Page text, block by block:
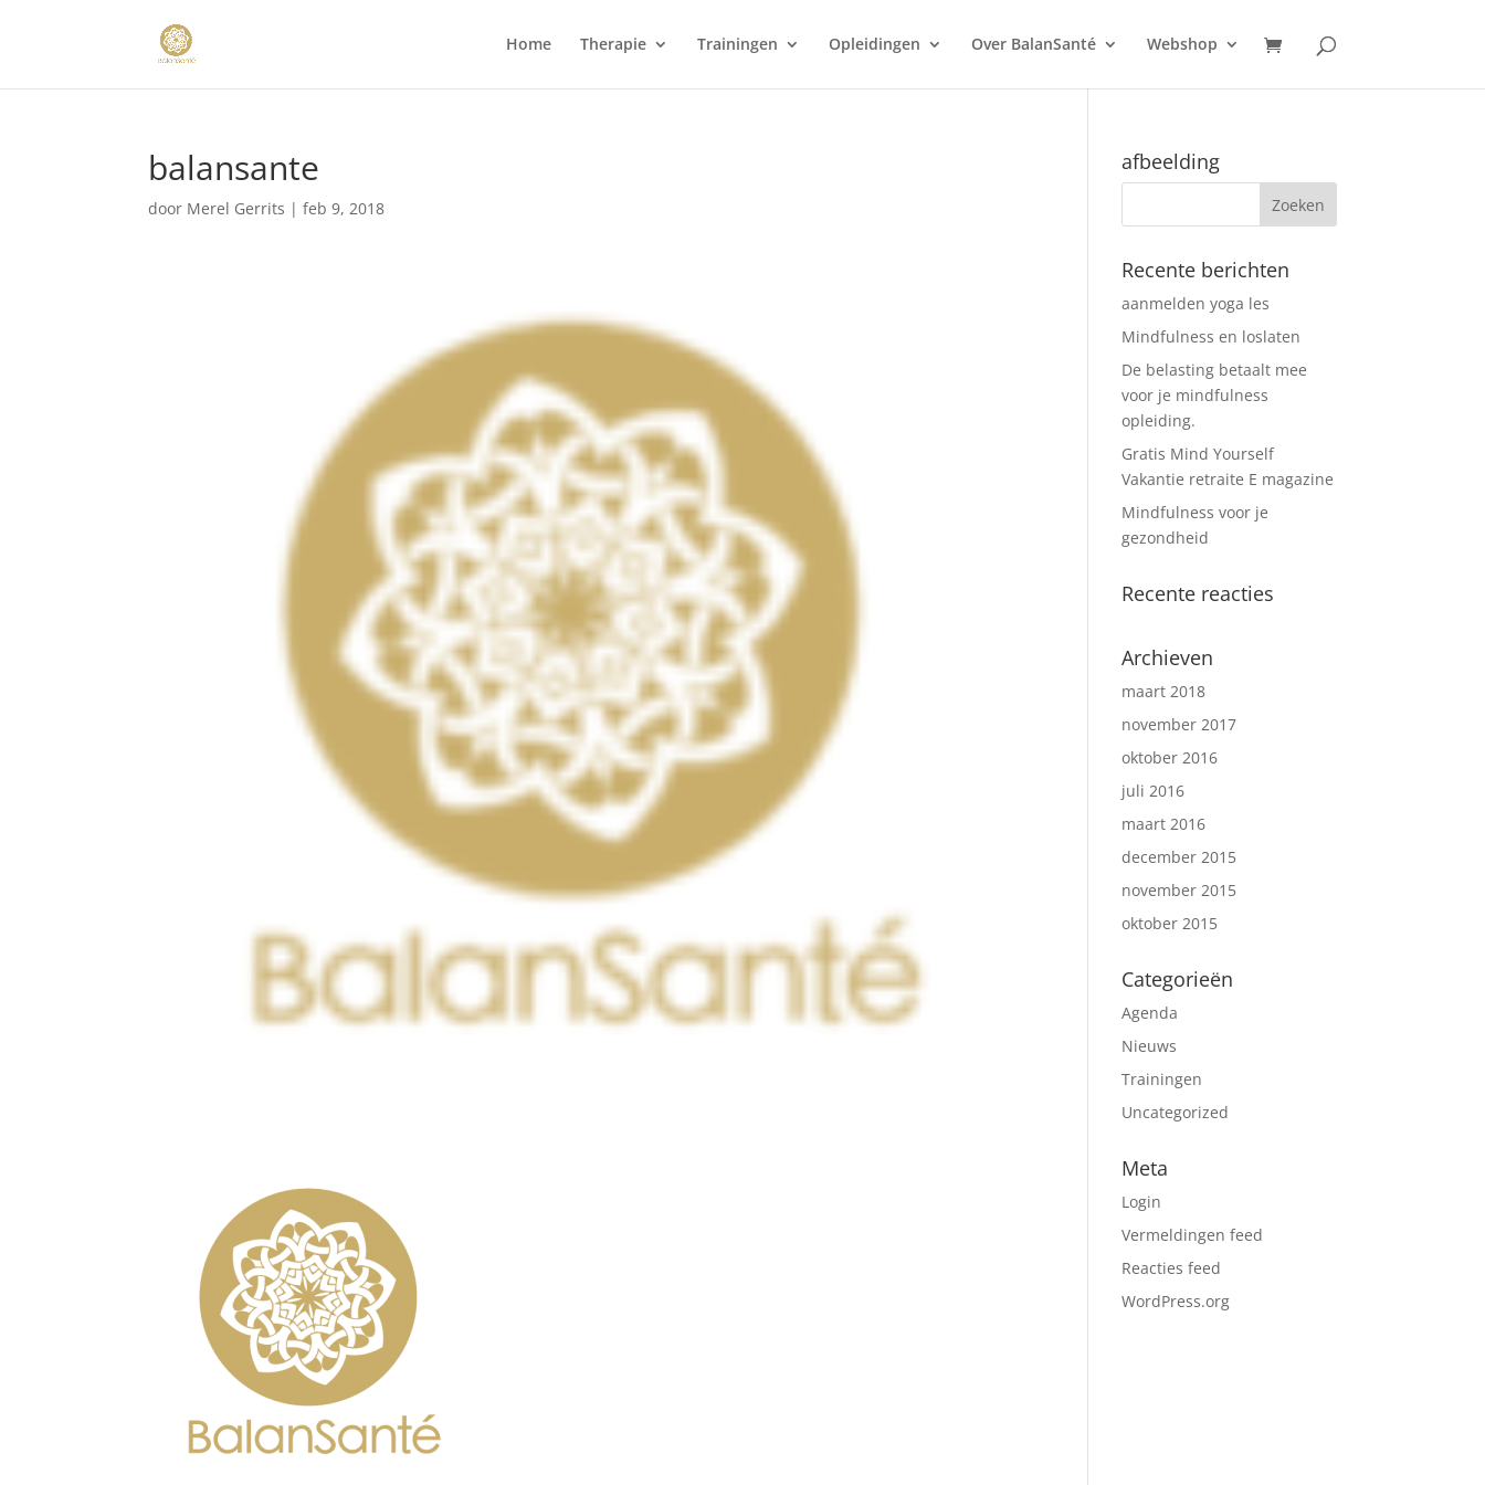
Home Therapie Trainingen Opleidingen Over BalanSanté Webshop
balansante
door Merel Gerrits |feb 9, 2018
afbeelding
Recente berichten
aanmelden yoga les
Mindfulness en loslaten
De belasting betaalt mee
voor je mindfulness
opleiding.
Gratis Mind Yourself
Vakantie retraite E magazine
Mindfulness voor je
gezondheid
Recente reacties
Archieven
maart 2018
november 2017
oktober 2016
juli 2016
maart 2016
december 2015
november 2015
oktober 2015
Categorieën
Agenda
Nieuws
Trainingen
Uncategorized
Meta
Login
Vermeldingen feed
Reacties feed
WordPress.org